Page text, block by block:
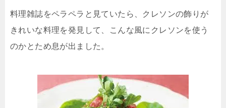
料理雑誌をペラペラと見ていたら、クレソンの飾りが
きれいな料理を発見して、こんな風にクレソンを使う
のかとため息が出ました。